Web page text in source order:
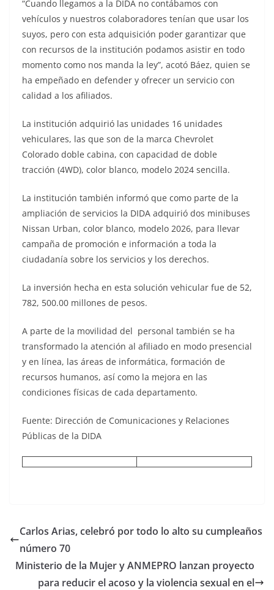
“Cuando llegamos a la DIDA no contábamos con
vehículos y nuestros colaboradores tenían que usar los
suyos, pero con esta adquisición poder garantizar que
con recursos de la institución podamos asistir en todo
momento como nos manda la ley”, acotó Báez, quien se
ha empeñado en defender y ofrecer un servicio con
calidad a los afiliados.
La institución adquirió las unidades 16 unidades
vehiculares, las que son de la marca Chevrolet
Colorado doble cabina, con capacidad de doble
tracción (4WD), color blanco, modelo 2024 sencilla.
La institución también informó que como parte de la
ampliación de servicios la DIDA adquirió dos minibuses
Nissan Urban, color blanco, modelo 2026, para llevar
campaña de promoción e información a toda la
ciudadanía sobre los servicios y los derechos.
La inversión hecha en esta solución vehicular fue de 52,
782, 500.00 millones de pesos.
A parte de la movilidad del personal también se ha
transformado la atención al afiliado en modo presencial
y en línea, las áreas de informática, formación de
recursos humanos, así como la mejora en las
condiciones físicas de cada departamento.
Fuente: Dirección de Comunicaciones y Relaciones
Públicas de la DIDA
Carlos Arias, celebró por todo lo alto su cumpleaños
número 70
Ministerio de la Mujer y ANMEPRO lanzan proyecto
para reducir el acoso y la violencia sexual en el